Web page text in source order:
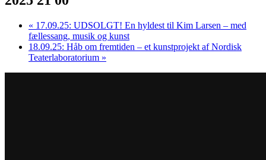
« 17.09.25: UDSOLGT! En hyldest til Kim Larsen – med
fællessang, musik og kunst
18.09.25: Håb om fremtiden – et kunstprojekt af Nordisk
Teaterlaboratorium »